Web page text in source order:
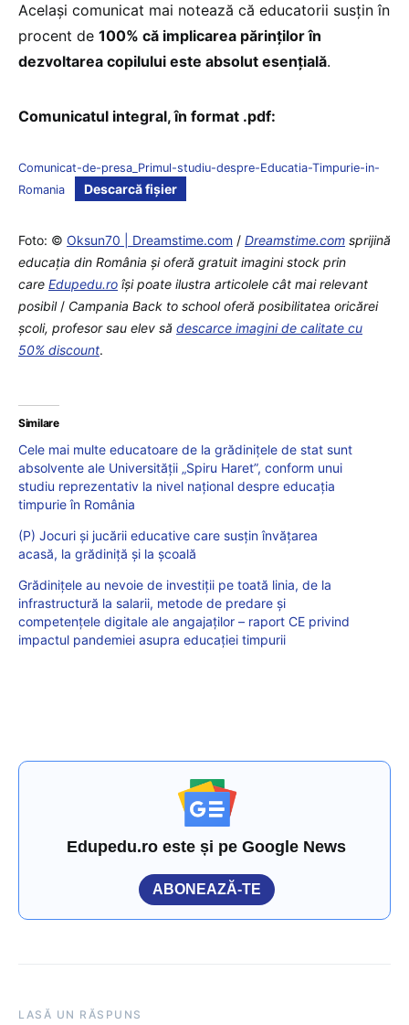
Același comunicat mai notează că educatorii susțin în
procent de 100% că implicarea părinților în
dezvoltarea copilului este absolut esențială.
Comunicatul integral, în format .pdf:
Comunicat-de-presa_Primul-studiu-despre-Educatia-Timpurie-in-
Romania
Descarcă fișier
Foto: © Oksun70 | Dreamstime.com / Dreamstime.com sprijină
educaţia din România şi oferă gratuit imagini stock prin
care Edupedu.ro îşi poate ilustra articolele cât mai relevant
posibil/ Campania Back to school oferă posibilitatea oricărei
școli, profesor sau elev să descarce imagini de calitate cu
50% discount.
Similare
Cele mai multe educatoare de la grădinițele de stat sunt
absolvente ale Universității „Spiru Haret”, conform unui
studiu reprezentativ la nivel național despre educația
timpurie în România
(P) Jocuri și jucării educative care susțin învățarea
acasă, la grădiniță și la școală
Grădinițele au nevoie de investiții pe toată linia, de la
infrastructură la salarii, metode de predare și
competențele digitale ale angajaților – raport CE privind
impactul pandemiei asupra educației timpurii
Edupedu.ro este și pe Google News
ABONEAZĂ-TE
LASĂ UN RĂSPUNS